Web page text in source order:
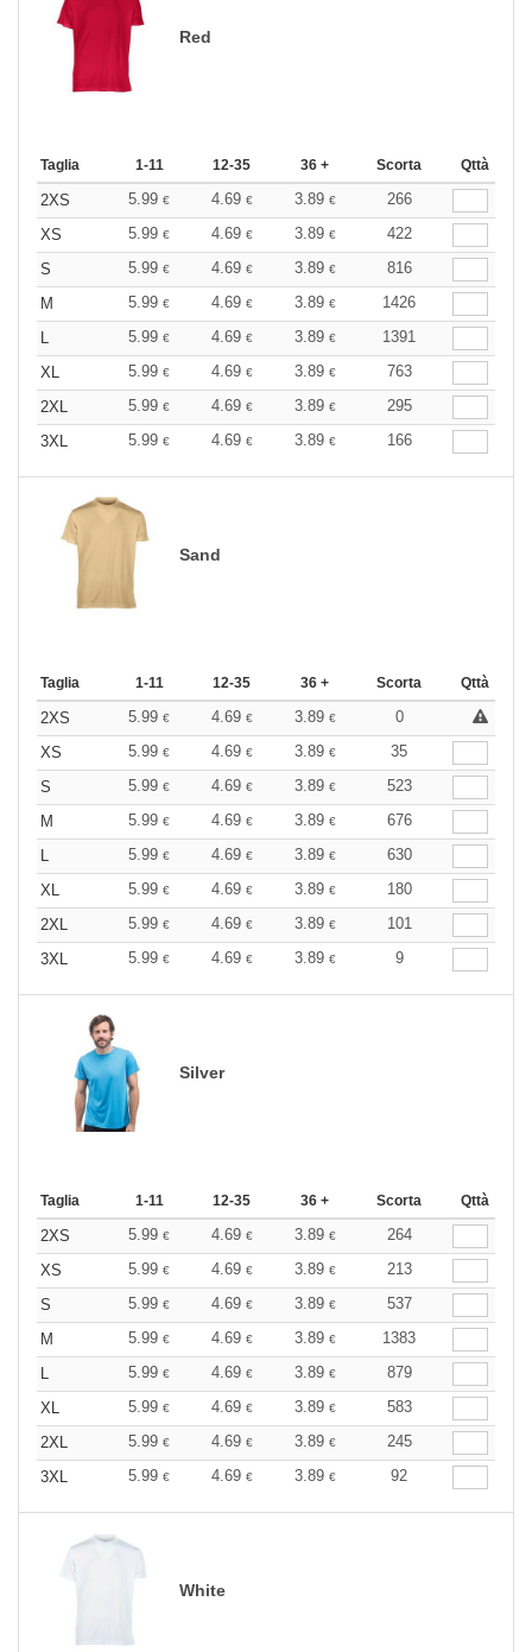
Red
Taglia 1-11 12-35 36 + Scorta Qttà
2XS 5.99 € 4.69 € 3.89 €
266
XS
5.99 € 4.69 € 3.89 €
422
S
5.99 € 4.69 € 3.89 €
816
M
5.99 € 4.69 € 3.89 €
1426
L
5.99 € 4.69 € 3.89 €
1391
XL
5.99 € 4.69 € 3.89 €
763
2XL
5.99 € 4.69 € 3.89 €
295
3XL
5.99 € 4.69 € 3.89 € 166
Sand
Taglia 1-11 12-35 36 + Scorta Qttà
2XS 5.99 € 4.69 € 3.89 €
0
XS
5.99 € 4.69 € 3.89 €
35
S
5.99 € 4.69 € 3.89 €
523
M
5.99 € 4.69 € 3.89 €
676
L
5.99 € 4.69 € 3.89 €
630
XL
5.99 € 4.69 € 3.89 €
180
2XL
5.99 € 4.69 € 3.89 €
101
3XL
5.99 € 4.69 € 3.89 € 9
Silver
Taglia 1-11 12-35 36 + Scorta Qttà
2XS 5.99 € 4.69 € 3.89 €
264
XS
5.99 € 4.69 € 3.89 €
213
S
5.99 € 4.69 € 3.89 €
537
M
5.99 € 4.69 € 3.89 €
1383
L
5.99 € 4.69 € 3.89 €
879
XL
5.99 € 4.69 € 3.89 €
583
2XL
5.99 € 4.69 € 3.89 €
245
3XL
5.99 € 4.69 € 3.89 € 92
White